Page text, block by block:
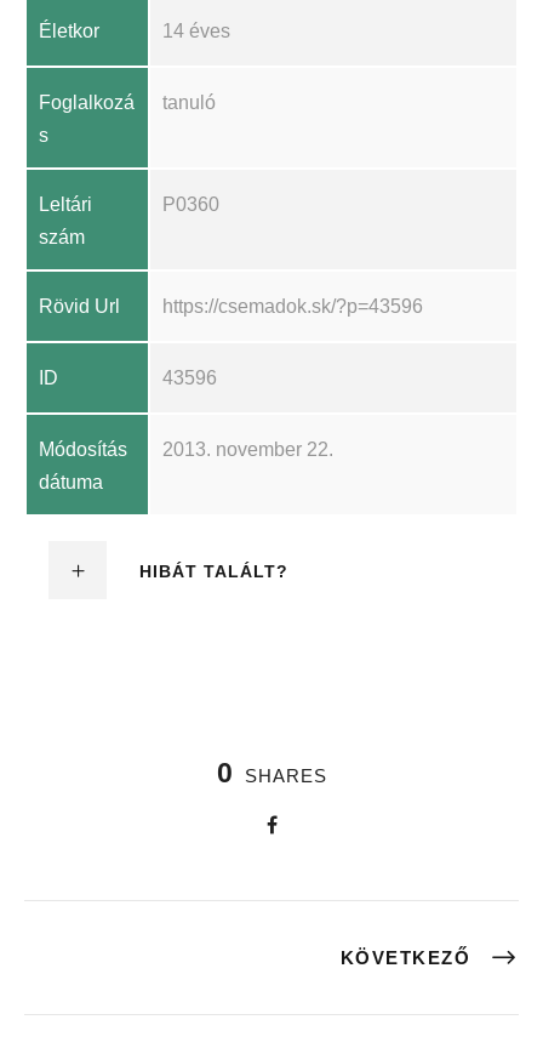
Életkor 14 éves
Foglalkozá
s
tanuló
Leltári
szám
P0360
Rövid Url https://csemadok.sk/?p=43596
ID 43596
Módosítás
dátuma
2013. november 22.
HIBÁT TALÁLT?
0 SHARES
KÖVETKEZŐ